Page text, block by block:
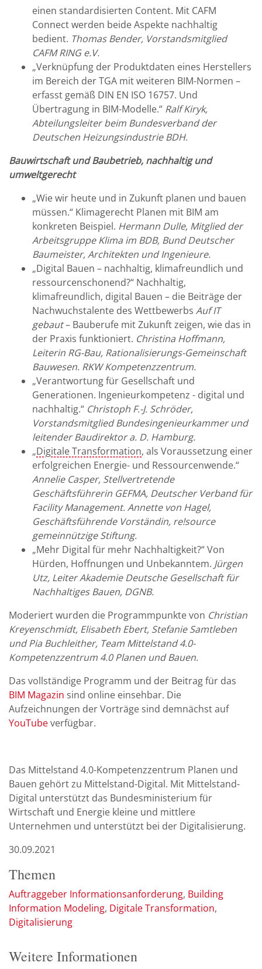
einen standardisierten Content. Mit CAFM
Connect werden beide Aspekte nachhaltig
bedient. Thomas Bender, Vorstandsmitglied
CAFM RING e.V.
„Verknüpfung der Produktdaten eines Herstellers
im Bereich der TGA mit weiteren BIM-Normen –
erfasst gemäß DIN EN ISO 16757. Und
Übertragung in BIM-Modelle.“ Ralf Kiryk,
Abteilungsleiter beim Bundesverband der
Deutschen Heizungsindustrie BDH.
Bauwirtschaft und Baubetrieb, nachhaltig und
umweltgerecht
„Wie wir heute und in Zukunft planen und bauen
müssen.“ Klimagerecht Planen mit BIM am
konkreten Beispiel. Hermann Dulle, Mitglied der
Arbeitsgruppe Klima im BDB, Bund Deutscher
Baumeister, Architekten und Ingenieure.
„Digital Bauen – nachhaltig, klimafreundlich und
ressourcenschonend?“ Nachhaltig,
klimafreundlich, digital Bauen – die Beiträge der
Nachwuchstalente des Wettbewerbs Auf IT
gebaut– Bauberufe mit Zukunft zeigen, wie das in
der Praxis funktioniert. Christina Hoffmann,
Leiterin RG-Bau, Rationalisierungs-Gemeinschaft
Bauwesen. RKW Kompetenzzentrum.
„Verantwortung für Gesellschaft und
Generationen. Ingenieurkompetenz - digital und
nachhaltig.“ Christoph F.-J. Schröder,
Vorstandsmitglied Bundesingenieurkammer und
leitender Baudirektor a. D. Hamburg.
„Digitale Transformation, als Voraussetzung einer
erfolgreichen Energie- und Ressourcenwende.“
Annelie Casper, Stellvertretende
Geschäftsführerin GEFMA, Deutscher Verband für
Facility Management. Annette von Hagel,
Geschäftsführende Vorständin, re!source
gemeinnützige Stiftung.
„Mehr Digital für mehr Nachhaltigkeit?“ Von
Hürden, Hoffnungen und Unbekanntem. Jürgen
Utz, Leiter Akademie Deutsche Gesellschaft für
Nachhaltiges Bauen, DGNB.
Moderiert wurden die Programmpunkte von Christian
Kreyenschmidt, Elisabeth Ebert, Stefanie Samtleben
und Pia Buchleither, Team Mittelstand 4.0-
Kompetenzzentrum 4.0 Planen und Bauen.
Das vollständige Programm und der Beitrag für das
BIM Magazin sind online einsehbar. Die
Aufzeichnungen der Vorträge sind demnächst auf
YouTubeverfügbar.
Das Mittelstand 4.0-Kompetenzzentrum Planen und
Bauen gehört zu Mittelstand-Digital. Mit Mittelstand-
Digital unterstützt das Bundesministerium für
Wirtschaft und Energie kleine und mittlere
Unternehmen und unterstützt bei der Digitalisierung.
30.09.2021
Themen
Auftraggeber Informationsanforderung Building
Information Modeling Digitale Transformation
Digitalisierung
Weitere Informationen